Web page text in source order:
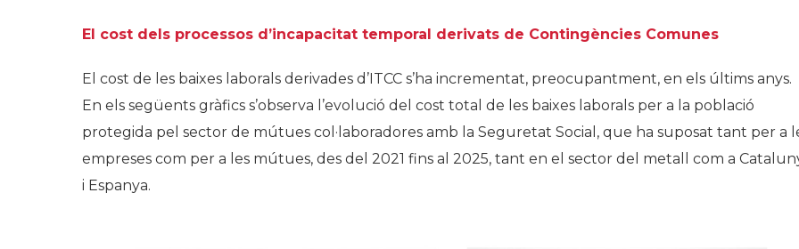
El cost dels processos d’incapacitat temporal derivats de Contingències Comunes
El cost de les baixes laborals derivades d’ITCC s’ha incrementat, preocupantment, en els últims anys.
En els següents gràfics s’observa l’evolució del cost total de les baixes laborals per a la població
protegida pel sector de mútues col·laboradores amb la Seguretat Social, que ha suposat tant per a
empreses com per a les mútues, des del 2021 fins al 2025, tant en el sector del metall com a
i Espanya.